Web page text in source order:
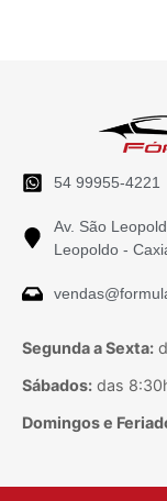
54 99955-4221
Av. São
Leopoldo -
Segunda a Sexta:
Sábados: das
Domingos e